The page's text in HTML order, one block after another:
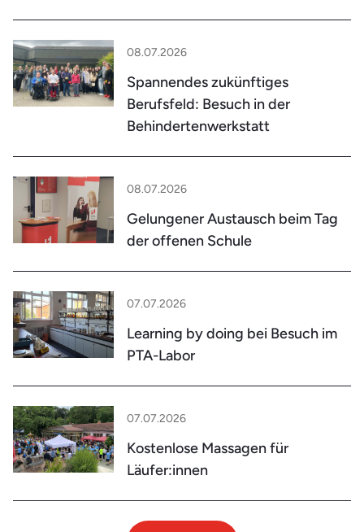
08.07.2026
Spannendes zukünftiges
Berufsfeld: Besuch in der
Behindertenwerkstatt
08.07.2026
Gelungener Austausch beim Tag
der offenen Schule
07.07.2026
Learning by doing bei Besuch im
PTA-Labor
07.07.2026
Kostenlose Massagen für
Läufer:innen